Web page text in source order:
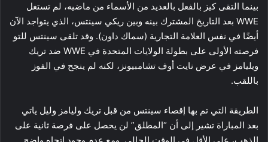
بينما التقى كيز بالفعل بالعديد من الأسماء من ماضيه، لم تستغل
WWE بعد التاريخ المشترك بينه وبين ريكي سينتس، الذي يتواجد الآن
أيضًا في نفس العلامة التجارية (سماك داون). وقد تلقى سينتس للتو
فرصته الأولى على بطولة الولايات المتحدة في WWE ضد تريك
ويليامز في عرض نايت أوف تشامبيونز، لكنه لم ينجح في الفوز
باللقب.
الطريقة التي تم بها إقصاء سينتس من قبل تريك وليامز وليل ياتي
بعد المباراة تشير إلى أن “المطلق” لن يحصل على فرصة ثانية على